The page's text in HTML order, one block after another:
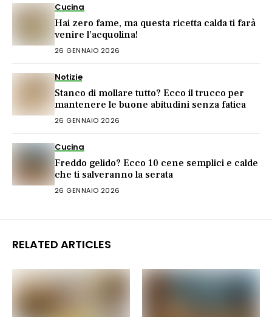
Cucina
Hai zero fame, ma questa ricetta calda ti farà
venire l’acquolina!
26 GENNAIO 2026
Notizie
Stanco di mollare tutto? Ecco il trucco per
mantenere le buone abitudini senza fatica
26 GENNAIO 2026
Cucina
Freddo gelido? Ecco 10 cene semplici e calde
che ti salveranno la serata
26 GENNAIO 2026
RELATED ARTICLES